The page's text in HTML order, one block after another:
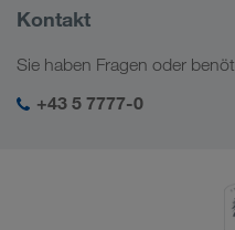
Digitale Lösungen
Branchenlösungen
Kaukasus
Zentralasien
Naher Osten
Firmeninformation
Soziale Verantwortung
SHEQ-Management
Kontakt
Sie haben Fragen oder
+43 5 7777-0